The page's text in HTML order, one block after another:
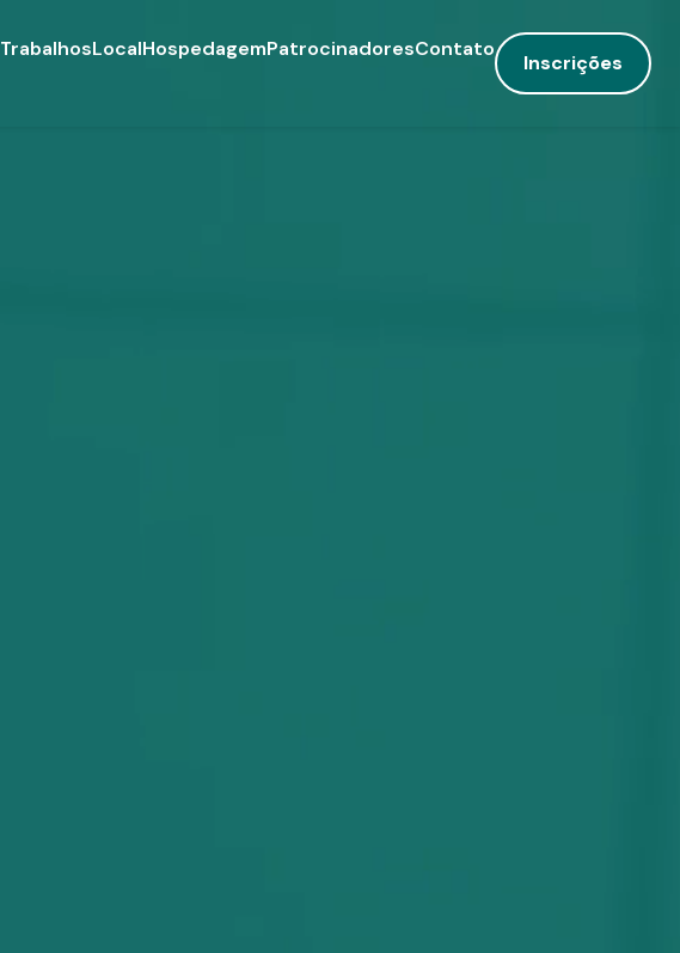
TrabalhosLocalHospedagemPatrocinadoresContato
Inscrições